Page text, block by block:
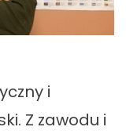
i
Z zawodu i